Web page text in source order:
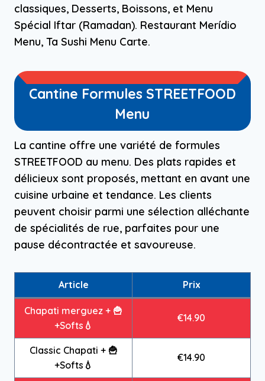
classiques, Desserts, Boissons, et Menu
Spécial Iftar (Ramadan). Restaurant Merídio
Menu, Ta Sushi Menu Carte.
Cantine Formules STREETFOOD
Menu
La cantine offre une variété de formules
STREETFOOD au menu. Des plats rapides et
délicieux sont proposés, mettant en avant une
cuisine urbaine et tendance. Les clients
peuvent choisir parmi une sélection alléchante
de spécialités de rue, parfaites pour une
pause décontractée et savoureuse.
Article Prix
Chapati merguez + 🍟
+Softs💧
€14.90
Classic Chapati + 🍟
+Softs💧
€14.90